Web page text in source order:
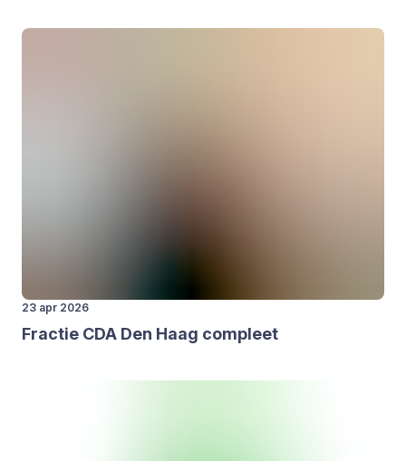
23 apr 2026
Frac­tie CDA Den Haag com­pleet